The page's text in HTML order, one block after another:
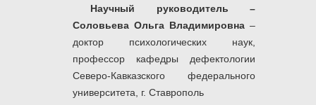
Научный руководитель –
Соловьева Ольга Владимировна –
доктор психологических наук,
профессор кафедры дефектологии
Северо-Кавказского федерального
университета, г. Ставрополь